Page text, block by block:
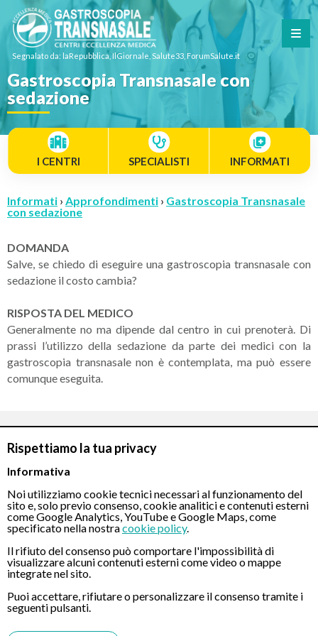
Rispettiamo la tua privacy
Informativa
Noi utilizziamo cookie tecnici necessari al funzionamento del
sito e, solo previo consenso, cookie analitici e contenuti esterni
come Google Analytics, YouTube e Google Maps, come
specificato nella nostracookie policy.
Il rifiuto del consenso può comportare l'impossibilità di
visualizzare alcuni contenuti esterni come video o mappe
integrate nel sito.
Puoi accettare, rifiutare o personalizzare il consenso tramite i
seguenti pulsanti.
Segnalato da: laRepubblica, IlGiornale, Salute33, ForumSalute.it
Gastroscopia Transnasale con
sedazione
I CENTRI SPECIALISTI INFORMATI
Informati › Approfondimenti › Gastroscopia Transnasale
con sedazione
DOMANDA
Salve, se chiedo di eseguire una gastroscopia transnasale con
sedazione il costo cambia?
RISPOSTA DEL MEDICO
Generalmente no ma dipende dal centro in cui prenoterà. Di
prassi l’utilizzo della sedazione da parte dei medici con la
gastroscopia transnasale non è contemplata, ma può essere
comunque eseguita.
CONTATTI
Chiamaci
Fatti richiamare